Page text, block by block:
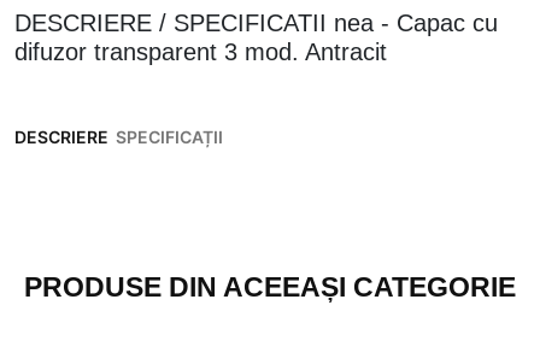
DESCRIERE / SPECIFICATII nea - Capac cu
difuzor transparent 3 mod. Antracit
DESCRIERE SPECIFICAȚII
PRODUSE DIN ACEEAȘI CATEGORIE